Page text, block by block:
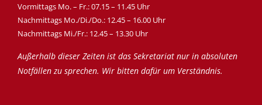
Vormittags Mo. – Fr.: 07.15 – 11.45 Uhr
Nachmittags Mo./Di./Do.: 12.45 – 16.00 Uhr
Nachmittags Mi./Fr.: 12.45 – 13.30 Uhr
Außerhalb dieser Zeiten ist das Sekretariat nur in absoluten
Notfällen zu sprechen. Wir bitten dafür um Verständnis.